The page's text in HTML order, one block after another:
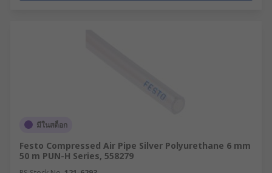
มีในสต็อก
Festo Compressed Air Pipe Silver Polyurethane 6 mm
50 m PUN-H Series, 558279